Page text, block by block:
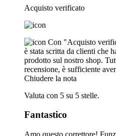
Acquisto verificato
Con "Acquisto
è stata scritta da clienti che
prodotto sul nostro shop.
recensione, è sufficiente
Chiudere la nota
Valuta con 5 su 5 stelle.
Fantastico
Amo questo correttore!